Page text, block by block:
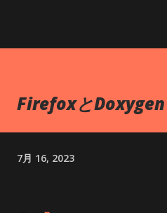
FirefoxとDoxygen
7月 16, 2023